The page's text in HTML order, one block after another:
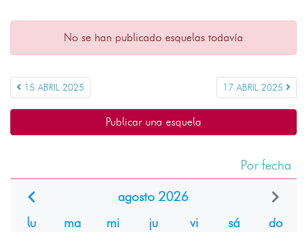
No se han publicado esquelas todavía
15 ABRIL 2025 17 ABRIL 2025
Publicar una esquela
Por fecha
agosto 2026
lu
ma mi ju vi sá
do